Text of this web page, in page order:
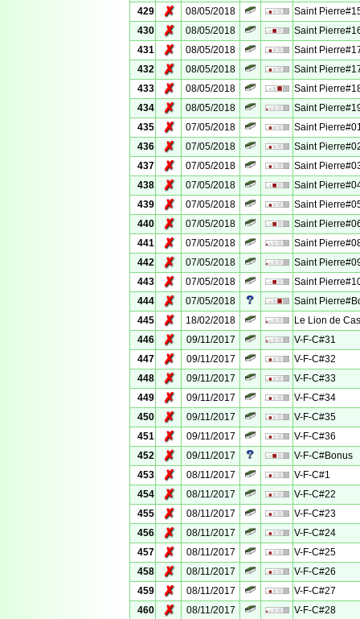
429 ✗ 08/05/2018
Saint
430
✗ 08/05/2018
Saint
431
✗ 08/05/2018
Saint
432
✗ 08/05/2018
Saint
433
✗ 08/05/2018
Saint
434
✗ 08/05/2018
Saint
435
✗ 07/05/2018
Saint
436
✗ 07/05/2018
Saint
437
✗ 07/05/2018
Saint
438
✗ 07/05/2018
Saint
439
✗ 07/05/2018
Saint
440
✗ 07/05/2018
Saint
441
✗ 07/05/2018
Saint
442
✗ 07/05/2018
Saint
443
✗ 07/05/2018
Saint
444
✗ 07/05/2018
Saint
445
✗ 18/02/2018
Le Lion de
446
✗ 09/11/2017
V-F-C#31
447
✗ 09/11/2017
V-F-C#32
448
✗ 09/11/2017
V-F-C#33
449
✗ 09/11/2017
V-F-C#34
450
✗ 09/11/2017
V-F-C#35
451
✗ 09/11/2017
V-F-C#36
452
✗ 09/11/2017
V-F-C#Bonus
453
✗ 08/11/2017
V-F-C#1
454
✗ 08/11/2017
V-F-C#22
455
✗ 08/11/2017
V-F-C#23
456
✗ 08/11/2017
V-F-C#24
457
✗ 08/11/2017
V-F-C#25
458
✗ 08/11/2017
V-F-C#26
459
✗ 08/11/2017
V-F-C#27
460
✗ 08/11/2017
V-F-C#28